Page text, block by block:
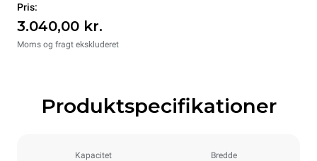
Pris:
3.040,00 kr.
Moms og fragt ekskluderet
Produktspecifikationer
Kapacitet Bredde